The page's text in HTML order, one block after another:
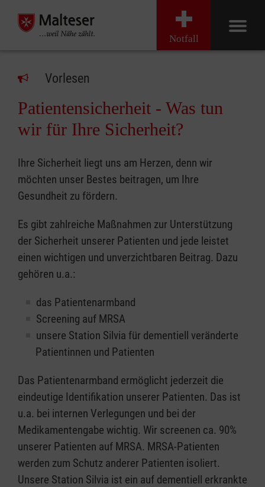
Notfall
Vorlesen
Patientensicherheit - Was tun
wir für Ihre Sicherheit?
Ihre Sicherheit liegt uns am Herzen, denn wir
möchten unser Bestes beitragen, um Ihre
Gesundheit zu fördern.
Es gibt zahlreiche Maßnahmen zur Unterstützung
der Sicherheit unserer Patienten und jede leistet
einen wichtigen und unverzichtbaren Beitrag. Dazu
gehören u.a.:
das Patientenarmband
Screening auf MRSA
unsere Station Silvia für dementiell veränderte
Patientinnen und Patienten
Das Patientenarmband ermöglicht jederzeit die
eindeutige Identifikation unserer Patienten. Das ist
u.a. bei internen Verlegungen und bei der
Medikamentengabe wichtig. Wir screenen ca. 90%
unserer Patienten auf MRSA. MRSA-Patienten
werden zum Schutz anderer Patienten isoliert.
Unsere Station Silvia ist ein auf dementiell erkrankte